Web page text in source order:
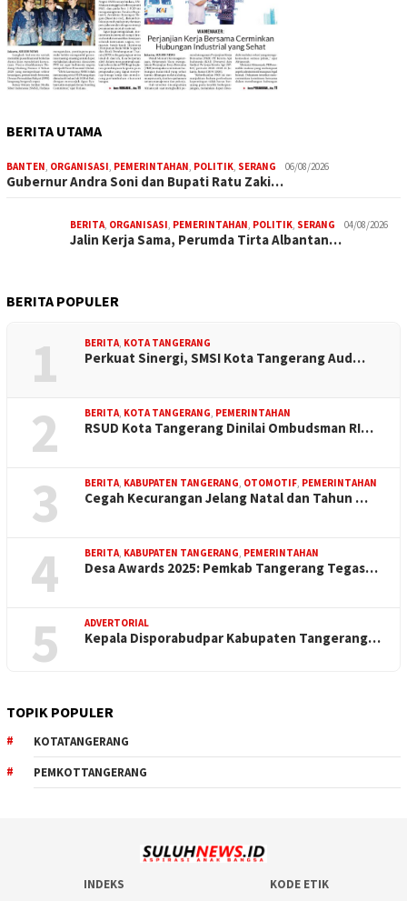
BERITA UTAMA
BANTEN, ORGANISASI, PEMERINTAHAN, POLITIK, SERANG 06/08/2026
Gubernur Andra Soni dan Bupati Ratu Zaki…
BERITA, ORGANISASI, PEMERINTAHAN, POLITIK, SERANG 04/08/2026
Jalin Kerja Sama, Perumda Tirta Albantan…
BERITA POPULER
1 BERITA, KOTA TANGERANG
Perkuat Sinergi, SMSI Kota Tangerang Aud…
2 BERITA, KOTA TANGERANG, PEMERINTAHAN
RSUD Kota Tangerang Dinilai Ombudsman RI…
3 BERITA, KABUPATEN TANGERANG, OTOMOTIF, PEMERINTAHAN
Cegah Kecurangan Jelang Natal dan Tahun …
4 BERITA, KABUPATEN TANGERANG, PEMERINTAHAN
Desa Awards 2025: Pemkab Tangerang Tegas…
5 ADVERTORIAL
Kepala Disporabudpar Kabupaten Tangerang…
TOPIK POPULER
KOTATANGERANG
PEMKOTTANGERANG
INDEKS KODE ETIK